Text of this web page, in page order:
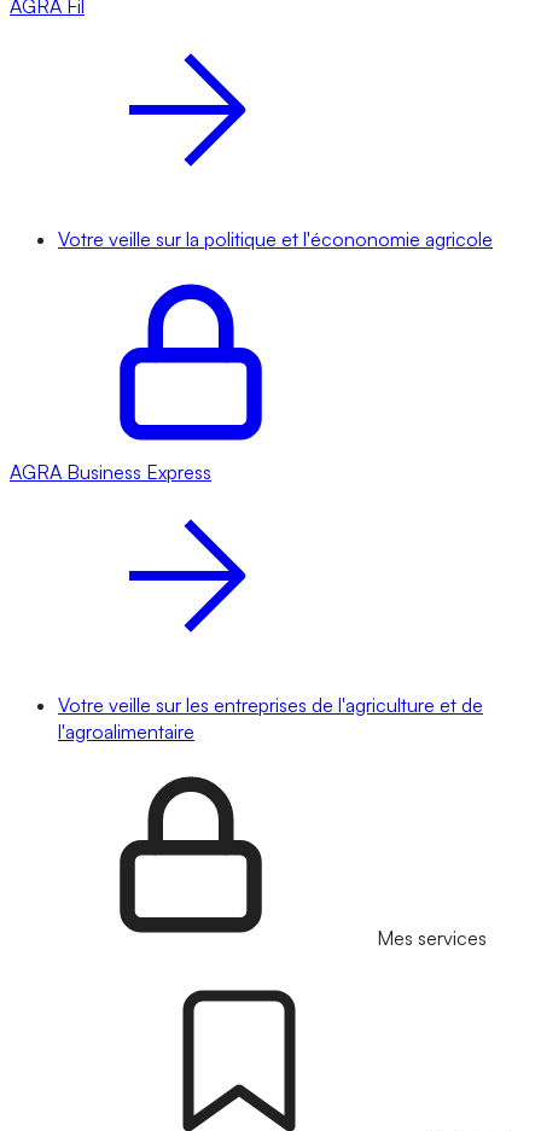
AGRA Fil
Votre veille sur la politique et l'écononomie agricole
AGRA Business Express
Votre veille sur les entreprises de l'agriculture et de
l'agroalimentaire
Mes services